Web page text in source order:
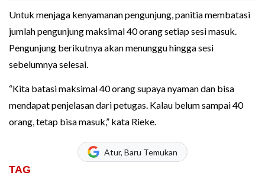
Untuk menjaga kenyamanan pengunjung, panitia membatasi
jumlah pengunjung maksimal 40 orang setiap sesi masuk.
Pengunjung berikutnya akan menunggu hingga sesi
sebelumnya selesai.
“Kita batasi maksimal 40 orang supaya nyaman dan bisa
mendapat penjelasan dari petugas. Kalau belum sampai 40
orang, tetap bisa masuk,” kata Rieke.
Atur, Baru Temukan
TAG